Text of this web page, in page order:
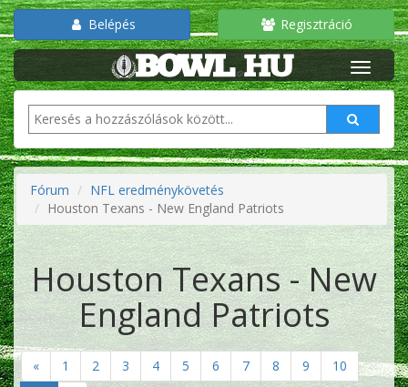
Belépés Regisztráció
Fórum
NFL eredménykövetés
Houston Texans - New England Patriots
Houston Texans - New
England Patriots
« 1 2 3 4 5 6 7 8 9
10